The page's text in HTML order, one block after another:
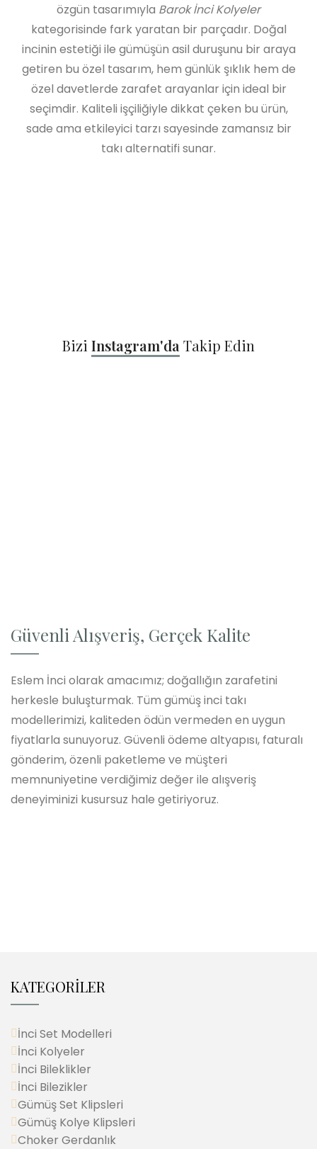
özgün tasarımıyla Barok İnci Kolyeler
kategorisinde fark yaratan bir parçadır. Doğal
incinin estetiği ile gümüşün asil duruşunu bir araya
getiren bu özel tasarım, hem günlük şıklık hem de
özel davetlerde zarafet arayanlar için ideal bir
seçimdir. Kaliteli işçiliğiyle dikkat çeken bu ürün,
sade ama etkileyici tarzı sayesinde zamansız bir
takı alternatifi sunar.
Bizi Instagram'da Takip Edin
Güvenli Alışveriş, Gerçek Kalite
Eslem İnci olarak amacımız; doğallığın zarafetini
herkesle buluşturmak. Tüm gümüş inci takı
modellerimizi, kaliteden ödün vermeden en uygun
fiyatlarla sunuyoruz. Güvenli ödeme altyapısı, faturalı
gönderim, özenli paketleme ve müşteri
memnuniyetine verdiğimiz değer ile alışveriş
deneyiminizi kusursuz hale getiriyoruz.
KATEGORİLER
İnci Set Modelleri
İnci Kolyeler
İnci Bileklikler
İnci Bilezikler
Gümüş Set Klipsleri
Gümüş Kolye Klipsleri
Choker Gerdanlık